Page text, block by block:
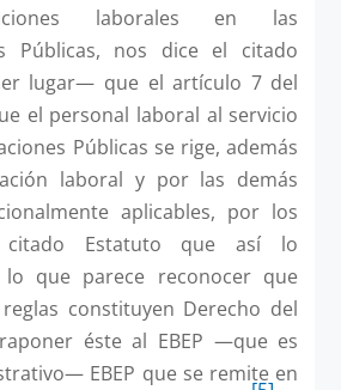
laborales en las
Públicas, nos dice el citado
lugar— que el artículo 7 del
el personal laboral al servicio
Públicas se rige, además
laboral y por las demás
aplicables, por los
citado Estatuto que así lo
lo que parece reconocer que
constituyen Derecho del
éste al EBEP —que es
EBEP que se remite en